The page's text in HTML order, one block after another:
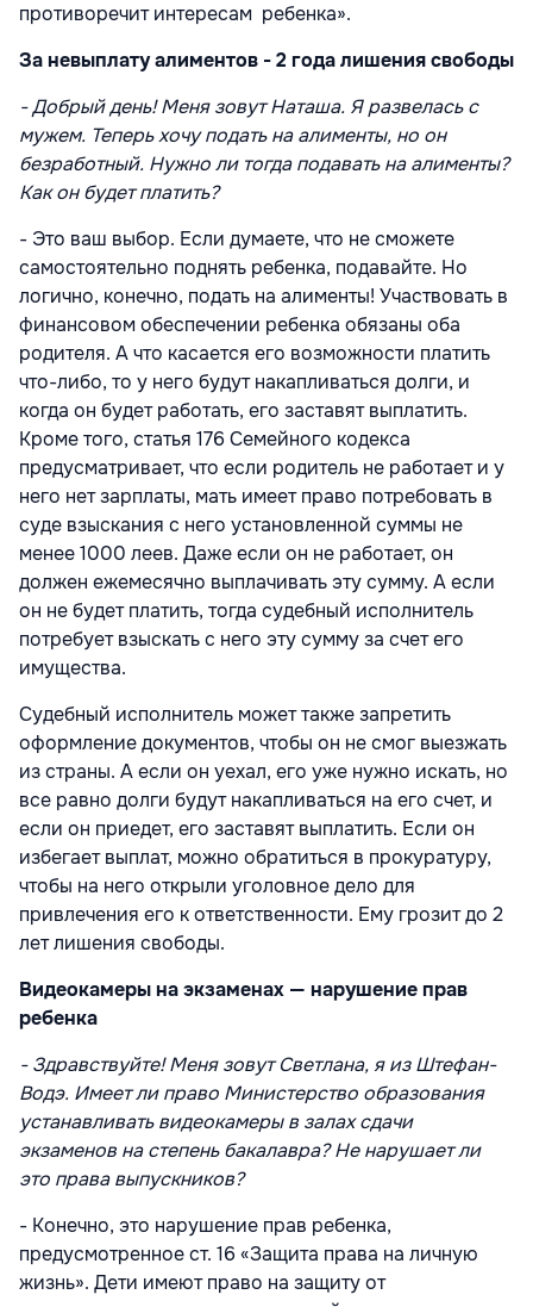
противоречит интересам ребенка».
За невыплату алиментов - 2 года лишения свободы
- Добрый день! Меня зовут Наташа. Я развелась с
мужем. Теперь хочу подать на алименты, но он
безработный. Нужно ли тогда подавать на алименты?
Как он будет платить?
- Это ваш выбор. Если думаете, что не сможете
самостоятельно поднять ребенка, подавайте. Но
логично, конечно, подать на алименты! Участвовать в
финансовом обеспечении ребенка обязаны оба
родителя. А что касается его возможности платить
что-либо, то у него будут накапливаться долги, и
когда он будет работать, его заставят выплатить.
Кроме того, статья 176 Семейного кодекса
предусматривает, что если родитель не работает и у
него нет зарплаты, мать имеет право потребовать в
суде взыскания с него установленной суммы не
менее 1000 леев. Даже если он не работает, он
должен ежемесячно выплачивать эту сумму. А если
он не будет платить, тогда судебный исполнитель
потребует взыскать с него эту сумму за счет его
имущества.
Судебный исполнитель может также запретить
оформление документов, чтобы он не смог выезжать
из страны. А если он уехал, его уже нужно искать, но
все равно долги будут накапливаться на его счет, и
если он приедет, его заставят выплатить. Если он
избегает выплат, можно обратиться в прокуратуру,
чтобы на него открыли уголовное дело для
привлечения его к ответственности. Ему грозит до 2
лет лишения свободы.
Видеокамеры на экзаменах — нарушение прав
ребенка
- Здравствуйте! Меня зовут Светлана, я из Штефан-
Водэ. Имеет ли право Министерство образования
устанавливать видеокамеры в залах сдачи
экзаменов на степень бакалавра? Не нарушает ли
это права выпускников?
- Конечно, это нарушение прав ребенка,
предусмотренное ст. 16 «Защита права на личную
жизнь». Дети имеют право на защиту от